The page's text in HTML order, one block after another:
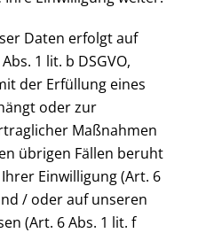
Daten erfolgt auf
1 lit. b DSGVO,
der Erfüllung eines
oder zur
Maßnahmen
übrigen Fällen beruht
Einwilligung (Art. 6
/ oder auf unseren
(Art. 6 Abs. 1 lit. f